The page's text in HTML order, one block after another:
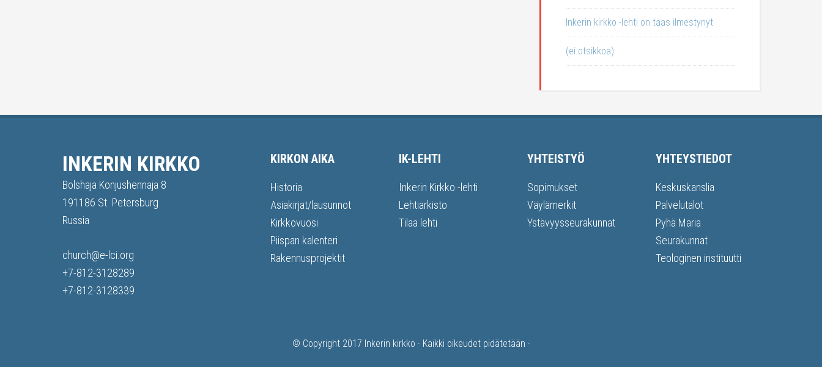
Inkerin kirkko -lehti on taas ilmestynyt
(ei otsikkoa)
INKERIN KIRKKO
Bolshaja Konjushennaja 8
191186 St. Petersburg
Russia
church@e-lci.org
+7-812-3128289
+7-812-3128339
KIRKON AIKA
Historia
Asiakirjat/lausunnot
Kirkkovuosi
Piispan kalenteri
Rakennusprojektit
IK-LEHTI
Inkerin Kirkko -lehti
Lehtiarkisto
Tilaa lehti
YHTEISTYÖ
Sopimukset
Väylämerkit
Ystävyysseurakunnat
YHTEYSTIEDOT
Keskuskanslia
Palvelutalot
Pyhä Maria
Seurakunnat
Teologinen instituutti
© Copyright 2017 Inkerin kirkko · Kaikki oikeudet pidätetään ·